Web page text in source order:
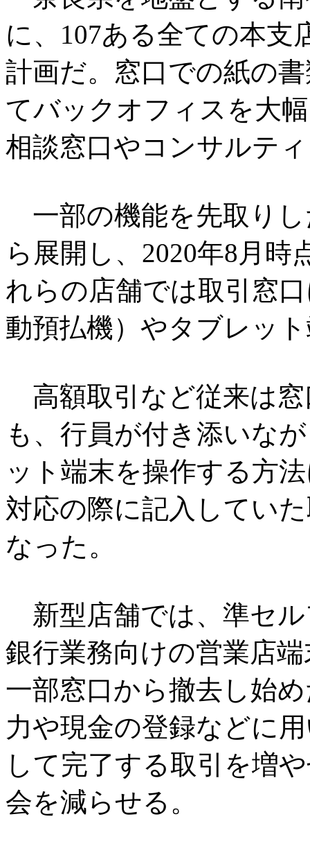
に、107ある全ての本支
計画だ。窓口での紙の
てバックオフィスを大
相談窓口やコンサルテ
一部の機能を先取りし
ら展開し、2020年8月
れらの店舗では取引窓
動預払機）やタブレッ
高額取引など従来は
も、行員が付き添いな
ット端末を操作する方
対応の際に記入してい
なった。
新型店舗では、準セ
銀行業務向けの営業店端
一部窓口から撤去し始
力や現金の登録などに
して完了する取引を増
会を減らせる。